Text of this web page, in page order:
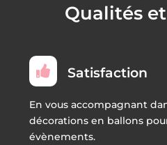
Qualités
 Satisfaction
En vous accompagnant
décorations en ballons
évènements.